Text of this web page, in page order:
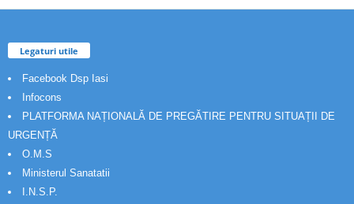
Legaturi utile
Facebook Dsp Iasi
Infocons
PLATFORMA NAȚIONALĂ DE PREGĂTIRE PENTRU SITUAȚII DE
URGENȚĂ
O.M.S
Ministerul Sanatatii
I.N.S.P.